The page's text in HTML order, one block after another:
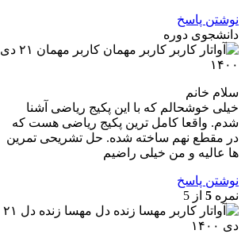
نوشتن پاسخ
دانشجوی دوره
کاربر مهمان
۲۱ دی
۱۴۰۰
سلام خانم
خیلی خوشحالم که با این پکیج ریاضی آشنا
شدم. واقعا کامل ترین پکیج ریاضی هست که
در مقطع نهم ساخته شده. حل تشریحی تمرین
ها عالیه و من خیلی راضیم
نوشتن پاسخ
نمره 5 از 5
مهسا زنده دل ۲۱
دی ۱۴۰۰